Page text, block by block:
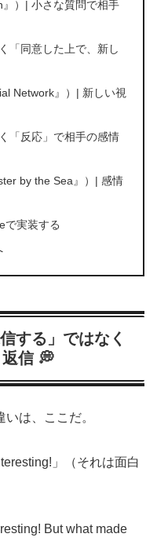
）| 小さな質問で相手
「同意した上で、新し
Network』）| 新しい視
「反応」で相手の感情
by the Sea』）| 感情
で実装する
する」ではなく
返信 💭
は、ここだ。
」（それは面白
But what made